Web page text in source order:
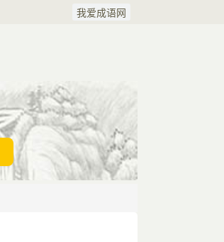
我爱成语网